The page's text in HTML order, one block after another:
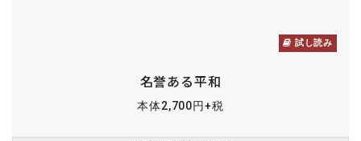
試し読み
名誉ある平和
本体2,700円+税